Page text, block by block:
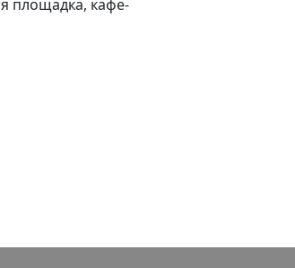
площадка, кафе-